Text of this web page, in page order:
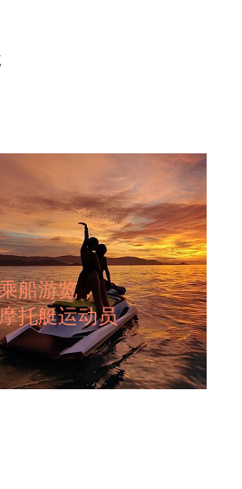
船游览，
托艇运动员